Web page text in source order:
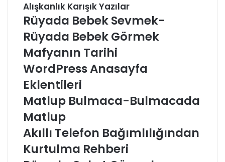
Alışkanlık Karışık Yazılar
Rüyada Bebek Sevmek-
Rüyada Bebek Görmek
Mafyanın Tarihi
WordPress Anasayfa
Eklentileri
Matlup Bulmaca-Bulmacada
Matlup
Akıllı Telefon Bağımlılığından
Kurtulma Rehberi